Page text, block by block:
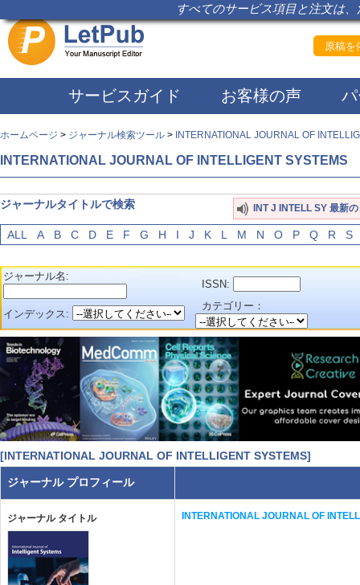
すべてのサービス項目と注文は
原稿を
サービスガイド お客様の声
ホームページ > ジャーナル検索ツール > INTERNATIONAL JOURNAL OF
INTERNATIONAL JOURNAL OF INTELLIGENT SYSTEMS
ジャーナルタイトルで検索 INT J INTELL SY 最新
ALL A B C D E F G H I J K L M N O P Q R S
ジャーナル名:
ISSN:
インデックス:
カテゴリー：
[INTERNATIONAL JOURNAL OF INTELLIGENT SYSTEMS]
ジャーナル プロフィール
ジャーナル タイトル INTERNATIONAL JOURNAL OF